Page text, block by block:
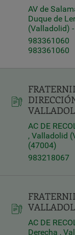
AV de
Duque de
(Valladolid)
983361060
983361060
AC DE
, Valladolid
(47004)
983218067
AC DE
Derecha ,